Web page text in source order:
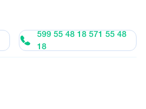
599 55 48 18 571 55 48
18